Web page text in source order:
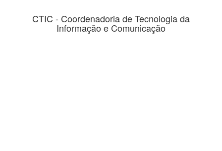
CTIC - Coordenadoria de Tecnologia da
Informação e Comunicação